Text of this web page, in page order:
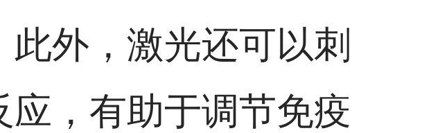
外，激光还可以刺
，有助于调节免疫